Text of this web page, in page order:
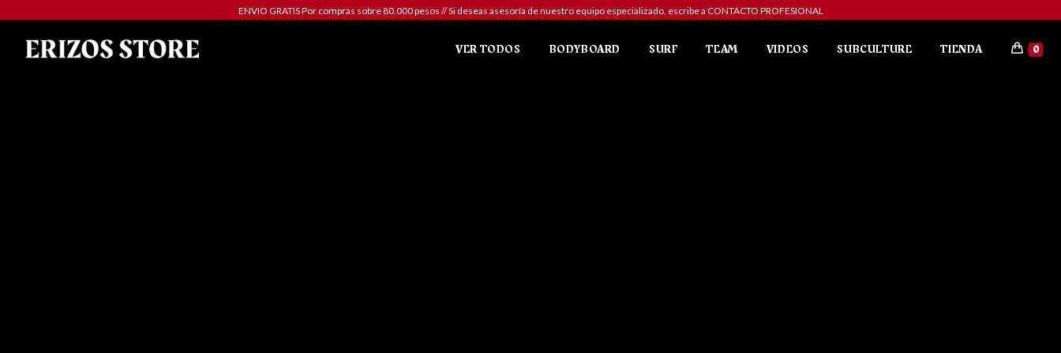
ENVIO GRATIS Por compras sobre 80.000 pesos // Si deseas asesoría de nuestro equipo especializado, escribe a CONTACTO PROFESIONAL
VER TODOS BODYBOARD SURF TEAM VIDEOS SUBCULTURE TIENDA 0